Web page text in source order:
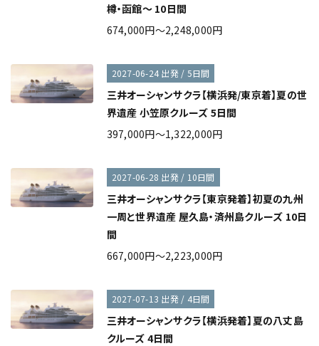
樽・函館～ 10日間
674,000円～2,248,000円
2027-06-24 出発 / 5日間
三井オーシャンサクラ【横浜発/東京着】夏の世
界遺産 小笠原クルーズ 5日間
397,000円～1,322,000円
2027-06-28 出発 / 10日間
三井オーシャンサクラ【東京発着】初夏の九州
一周と世界遺産 屋久島・済州島クルーズ 10日
間
667,000円～2,223,000円
2027-07-13 出発 / 4日間
三井オーシャンサクラ【横浜発着】夏の八丈島
クルーズ 4日間